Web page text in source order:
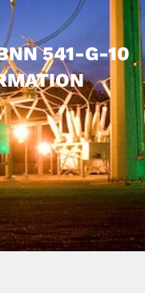
541-G-10